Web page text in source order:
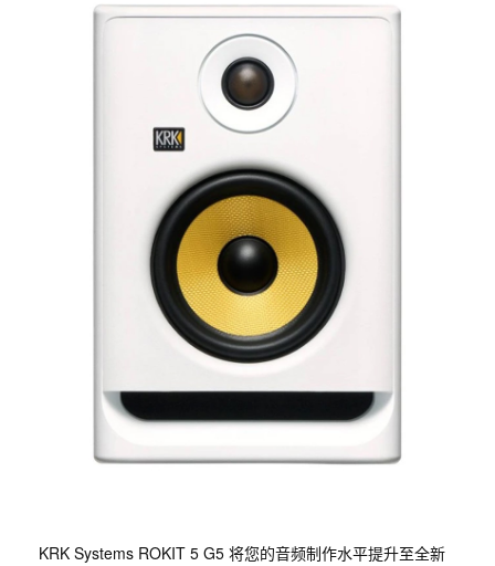
KRK Systems ROKIT 5 G5 将您的音频制作水平提升至全新